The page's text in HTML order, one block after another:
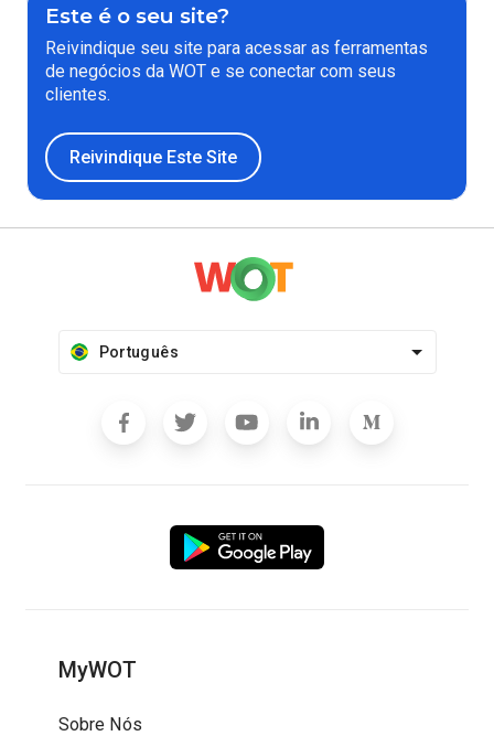
Este é o seu site?
Reivindique seu site para acessar as ferramentas
de negócios da WOT e se conectar com seus
clientes.
Reivindique Este Site
Português
MyWOT
Sobre Nós